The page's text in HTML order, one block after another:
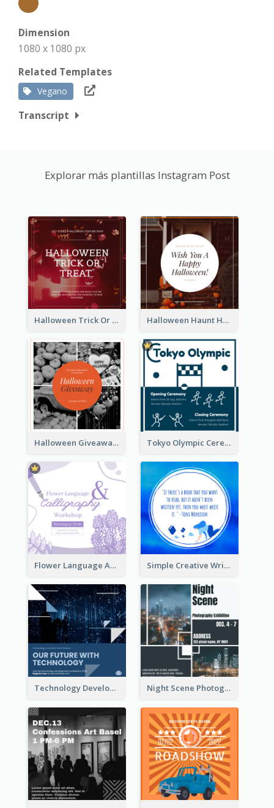
Dimension
1080 x 1080 px
Related Templates
Vegano
Transcript
Explorar más plantillas Instagram Post
Halloween Trick Or Treat Instagram Post Halloween Haunt House Instagram Post
Halloween Giveaway Instagram Post Tokyo Olympic Ceremony Instagram Post
Flower Language And Calligraphy Instagram Post Simple Creative Writing Quote Instagram Post
Technology Development Conference Instagram Post Night Scene Photography Exhibition Instagram Post